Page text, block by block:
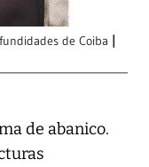
de Coiba
de abanico.